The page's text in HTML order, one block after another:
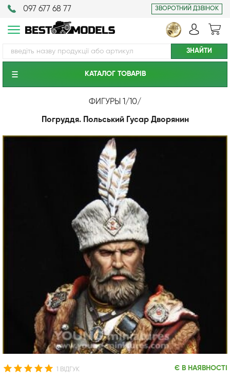
097 677 68 77 ЗВОРОТНИЙ ДЗВІНОК
КАТАЛОГ ТОВАРIВ
ФИГУРЫ 1/10/
Погруддя. Польський Гусар Дворянин
1 ВІДГУК Є В НАЯВНОСТІ